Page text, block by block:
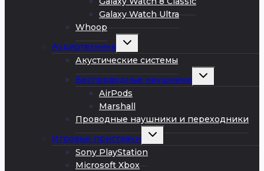
Galaxy Watch Ultra
Whoop
Аудиотехника
Развернуть
меню
Акустические системы
Беспроводные наушники
Развернуть
AirPods
Marshall
Проводные наушники и переходники
Игровые приставки
Развернуть
меню
Sony PlayStation
Microsoft Xbox